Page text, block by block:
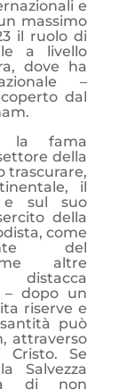
e
massimo
il ruolo di
a livello
dove ha
–
dal
la fama
della
trascurare,
il
e sul suo
della
come
del
altre
– dopo un
riserve e
può
attraverso
Cristo. Se
Salvezza
di non